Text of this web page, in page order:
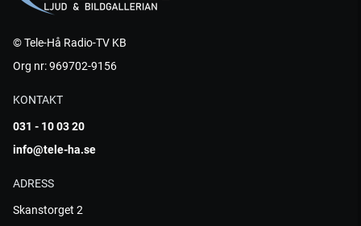
© Tele-Hå Radio-TV KB
Org nr: 969702-9156
KONTAKT
031 - 10 03 20
info@tele-ha.se
ADRESS
Skanstorget 2